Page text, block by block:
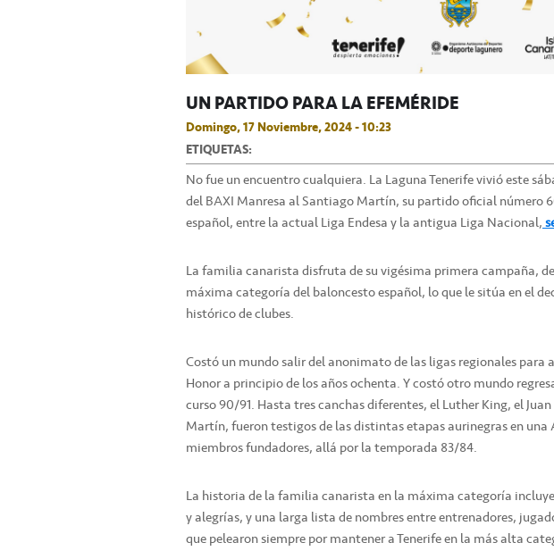
UN PARTIDO PARA LA EFEMÉRIDE
Domingo, 17 Noviembre, 2024 - 10:23
ETIQUETAS:
No fue un encuentro cualquiera. La Laguna Tenerife vivió este
del BAXI Manresa al Santiago Martín, su partido oficial número
español, entre la actual Liga Endesa y la antigua Liga Nacional,
La familia canarista disfruta de su vigésima primera campaña,
máxima categoría del baloncesto español, lo que le sitúa en el
histórico de clubes.
Costó un mundo salir del anonimato de las ligas regionales para
Honor a principio de los años ochenta. Y costó otro mundo
curso 90/91. Hasta tres canchas diferentes, el Luther King, el
Martín, fueron testigos de las distintas etapas aurinegras en una
miembros fundadores, allá por la temporada 83/84.
La historia de la familia canarista en la máxima categoría
y alegrías, y una larga lista de nombres entre entrenadores,
que pelearon siempre por mantener a Tenerife en la más alta